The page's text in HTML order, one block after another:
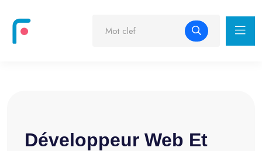
Développeur Web Et